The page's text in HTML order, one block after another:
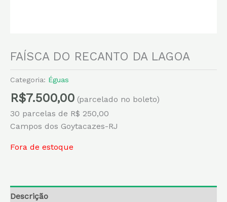
FAÍSCA DO RECANTO DA LAGOA
Categoria: Éguas
R$7.500,00 (parcelado no boleto)
30 parcelas de R$ 250,00
Campos dos Goytacazes-RJ
Fora de estoque
Descrição